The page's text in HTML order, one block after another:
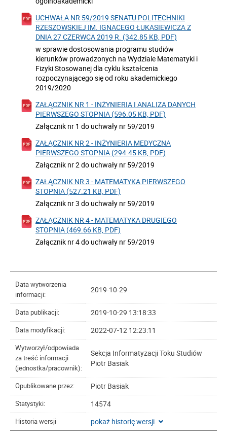
UCHWAŁA NR 59/2019 SENATU POLITECHNIKI
RZESZOWSKIEJ IM. IGNACEGO ŁUKASIEWICZA Z
DNIA 27 CZERWCA 2019 R. (342.85 KB, PDF)
w sprawie dostosowania programu studiów
kierunków prowadzonych na Wydziale Matematyki i
Fizyki Stosowanej dla cyklu kształcenia
rozpoczynającego się od roku akademickiego
2019/2020
ZAŁĄCZNIK NR 1 - INŻYNIERIA I ANALIZA DANYCH
PIERWSZEGO STOPNIA (596.05 KB, PDF)
Załącznik nr 1 do uchwały nr 59/2019
ZAŁĄCZNIK NR 2 - INŻYNIERIA MEDYCZNA
PIERWSZEGO STOPNIA (294.45 KB, PDF)
Załącznik nr 2 do uchwały nr 59/2019
ZAŁĄCZNIK NR 3 - MATEMATYKA PIERWSZEGO
STOPNIA (527.21 KB, PDF)
Załącznik nr 3 do uchwały nr 59/2019
ZAŁĄCZNIK NR 4 - MATEMATYKA DRUGIEGO
STOPNIA (469.66 KB, PDF)
Załącznik nr 4 do uchwały nr 59/2019
Data wytworzenia
informacji:
2019-10-29
Data publikacji: 2019-10-29 13:18:33
Data modyfikacji: 2022-07-12 12:23:11
Wytworzył/odpowiada
za treść informacji
(jednostka/pracownik):
Sekcja Informatyzacji Toku Studiów
Piotr Basiak
Opublikowane przez: Piotr Basiak
Statystyki: 14574
Historia wersji pokaż historię wersji